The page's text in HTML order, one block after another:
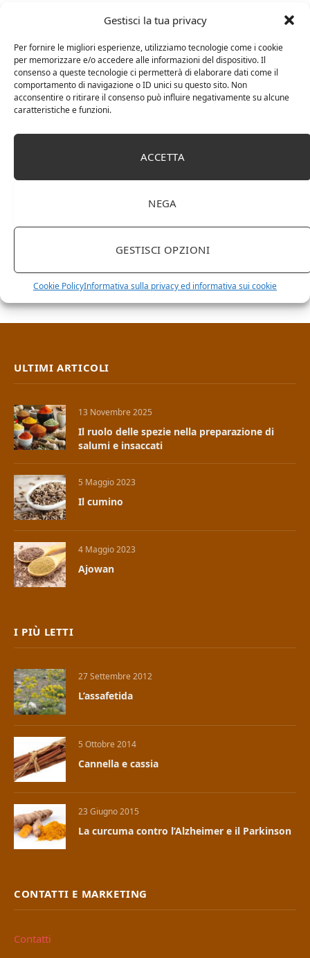
Gestisci la tua privacy
Per fornire le migliori esperienze, utilizziamo tecnologie come i cookie
per memorizzare e/o accedere alle informazioni del dispositivo. Il
consenso a queste tecnologie ci permetterà di elaborare dati come il
comportamento di navigazione o ID unici su questo sito. Non
acconsentire o ritirare il consenso può influire negativamente su alcune
caratteristiche e funzioni.
ACCETTA
NEGA
GESTISCI OPZIONI
Cookie PolicyInformativa sulla privacy ed informativa sui cookie
RICERCA NEL SITO
ULTIMI ARTICOLI
13 Novembre 2025
Il ruolo delle spezie nella preparazione di
salumi e insaccati
5 Maggio 2023
Il cumino
4 Maggio 2023
Ajowan
I PIÙ LETTI
27 Settembre 2012
L’assafetida
5 Ottobre 2014
Cannella e cassia
23 Giugno 2015
La curcuma contro l’Alzheimer e il Parkinson
CONTATTI E MARKETING
Contatti